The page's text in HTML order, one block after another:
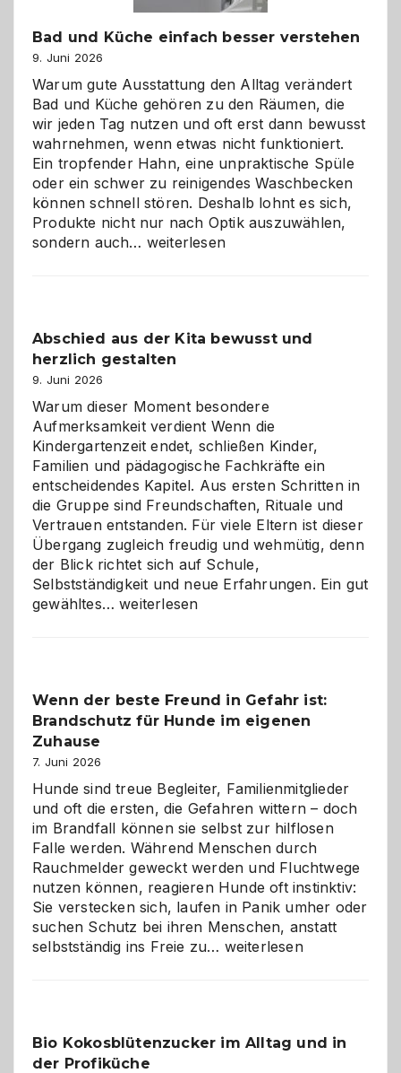
Bad und Küche einfach besser verstehen
9. Juni 2026
Warum gute Ausstattung den Alltag verändert
Bad und Küche gehören zu den Räumen, die
wir jeden Tag nutzen und oft erst dann bewusst
wahrnehmen, wenn etwas nicht funktioniert.
Ein tropfender Hahn, eine unpraktische Spüle
oder ein schwer zu reinigendes Waschbecken
können schnell stören. Deshalb lohnt es sich,
Produkte nicht nur nach Optik auszuwählen,
sondern auch… Bad
verstehen
weiterlesen
Abschied aus der Kita bewusst und
herzlich gestalten
9. Juni 2026
Warum dieser Moment besondere
Aufmerksamkeit verdient Wenn die
Kindergartenzeit endet, schließen Kinder,
Familien und pädagogische Fachkräfte ein
entscheidendes Kapitel. Aus ersten Schritten in
die Gruppe sind Freundschaften, Rituale und
Vertrauen entstanden. Für viele Eltern ist dieser
Übergang zugleich freudig und wehmütig, denn
der Blick richtet sich auf Schule,
Selbstständigkeit und neue Erfahrungen. Ein gut
gewähltes…Abschied
und
herzlich
weiterlesen
Wenn der beste Freund in Gefahr ist:
Brandschutz für Hunde im eigenen
Zuhause
7. Juni 2026
Hunde sind treue Begleiter, Familienmitglieder
und oft die ersten, die Gefahren wittern – doch
im Brandfall können sie selbst zur hilflosen
Falle werden. Während Menschen durch
Rauchmelder geweckt werden und Fluchtwege
nutzen können, reagieren Hunde oft instinktiv:
Sie verstecken sich, laufen in Panik umher oder
suchen Schutz bei ihren Menschen, anstatt
selbstständig ins Freie zu… Wenn
Gefahr
weiterlesen
Bio Kokosblütenzucker im Alltag und in
der Profiküche